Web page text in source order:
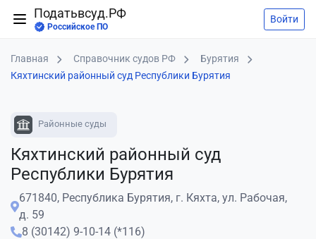
Податьвсуд.РФ
Российское ПО
Войти
Главная Справочник судов РФ
Бурятия
Кяхтинский районный суд Республики Бурятия
Районные суды
Кяхтинский районный суд
Республики Бурятия
671840, Республика Бурятия, г. Кяхта, ул. Рабочая,
д. 59
8 (30142) 9-10-14 (*116)